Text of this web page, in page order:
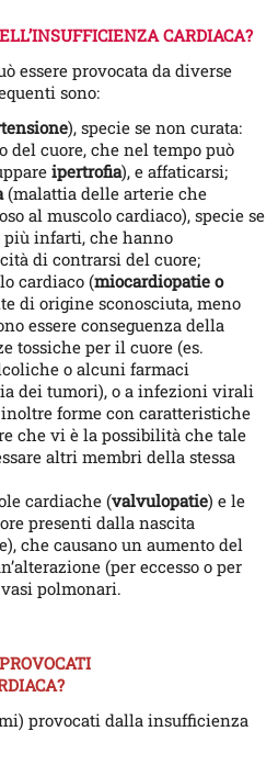
CARDIACA?
essere provocata da diverse
sono:
), specie se non curata:
del cuore, che nel tempo può
ipertrofia), e affaticarsi;
(malattia delle arterie che
al muscolo cardiaco), specie se
più infarti, che hanno
di contrarsi del cuore;
cardiaco (miocardiopatie o
di origine sconosciuta, meno
essere conseguenza della
tossiche per il cuore (es.
o alcuni farmaci
dei tumori), o a infezioni virali
forme con caratteristiche
che vi è la possibilità che tale
altri membri della stessa
cardiache (valvulopatie) e le
presenti dalla nascita
che causano un aumento del
(per eccesso o per
polmonari.
provocati dalla insufficienza